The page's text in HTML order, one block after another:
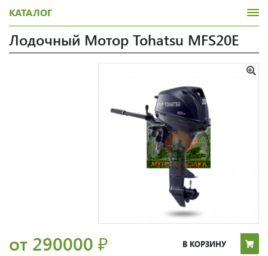
КАТАЛОГ
Лодочный Мотор Tohatsu MFS20E
от 290000 ₽ В КОРЗИНУ